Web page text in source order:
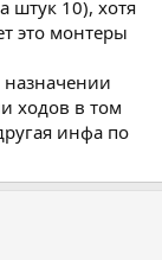
штук 10), хотя
это монтеры
ходов в том
инфа по